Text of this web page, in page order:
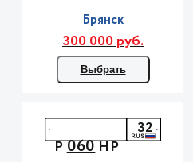
Брянск
300 000 руб.
Выбрать
Р060НР
32